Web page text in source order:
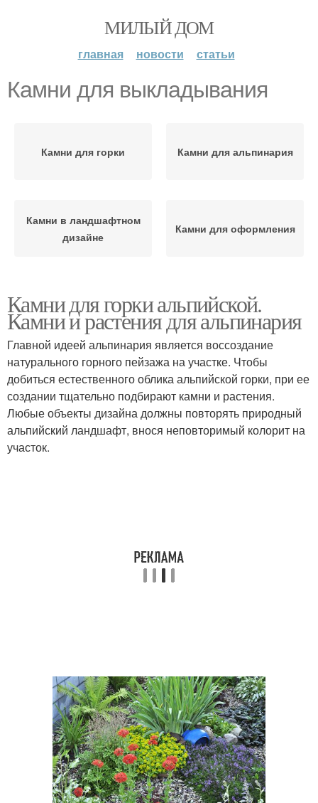
МИЛЫЙ ДОМ
главная новости статьи
Камни для выкладывания
Камни для горки Камни для альпинария
Камни в ландшафтном
дизайне
Камни для оформления
Камни для горки альпийской.
Камни и растения для альпинария
Главной идеей альпинария является воссоздание
натурального горного пейзажа на участке. Чтобы
добиться естественного облика альпийской горки, при ее
создании тщательно подбирают камни и растения.
Любые объекты дизайна должны повторять природный
альпийский ландшафт, внося неповторимый колорит на
участок.